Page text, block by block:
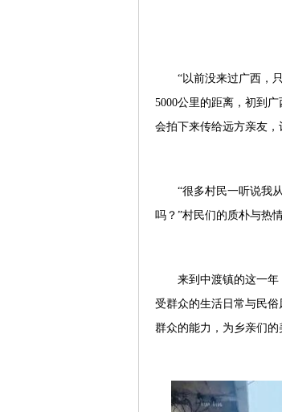
“以前没来过广西，
5000公里的距离，初到
会拍下来传给远方亲友
“很多村民一听说我
吗？”村民们的质朴与热
来到中渡镇的这一
受群众的生活日常与民
群众的能力，为乡亲们的